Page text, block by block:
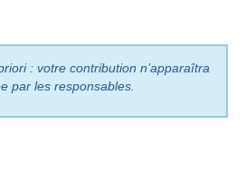
: votre contribution n’apparaîtra
par les responsables.